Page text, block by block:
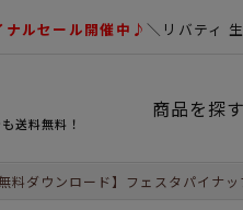
ナルセール開催中♪＼リバティ
送料無料！
商品を探す
料ダウンロード】フェスタパイナッ